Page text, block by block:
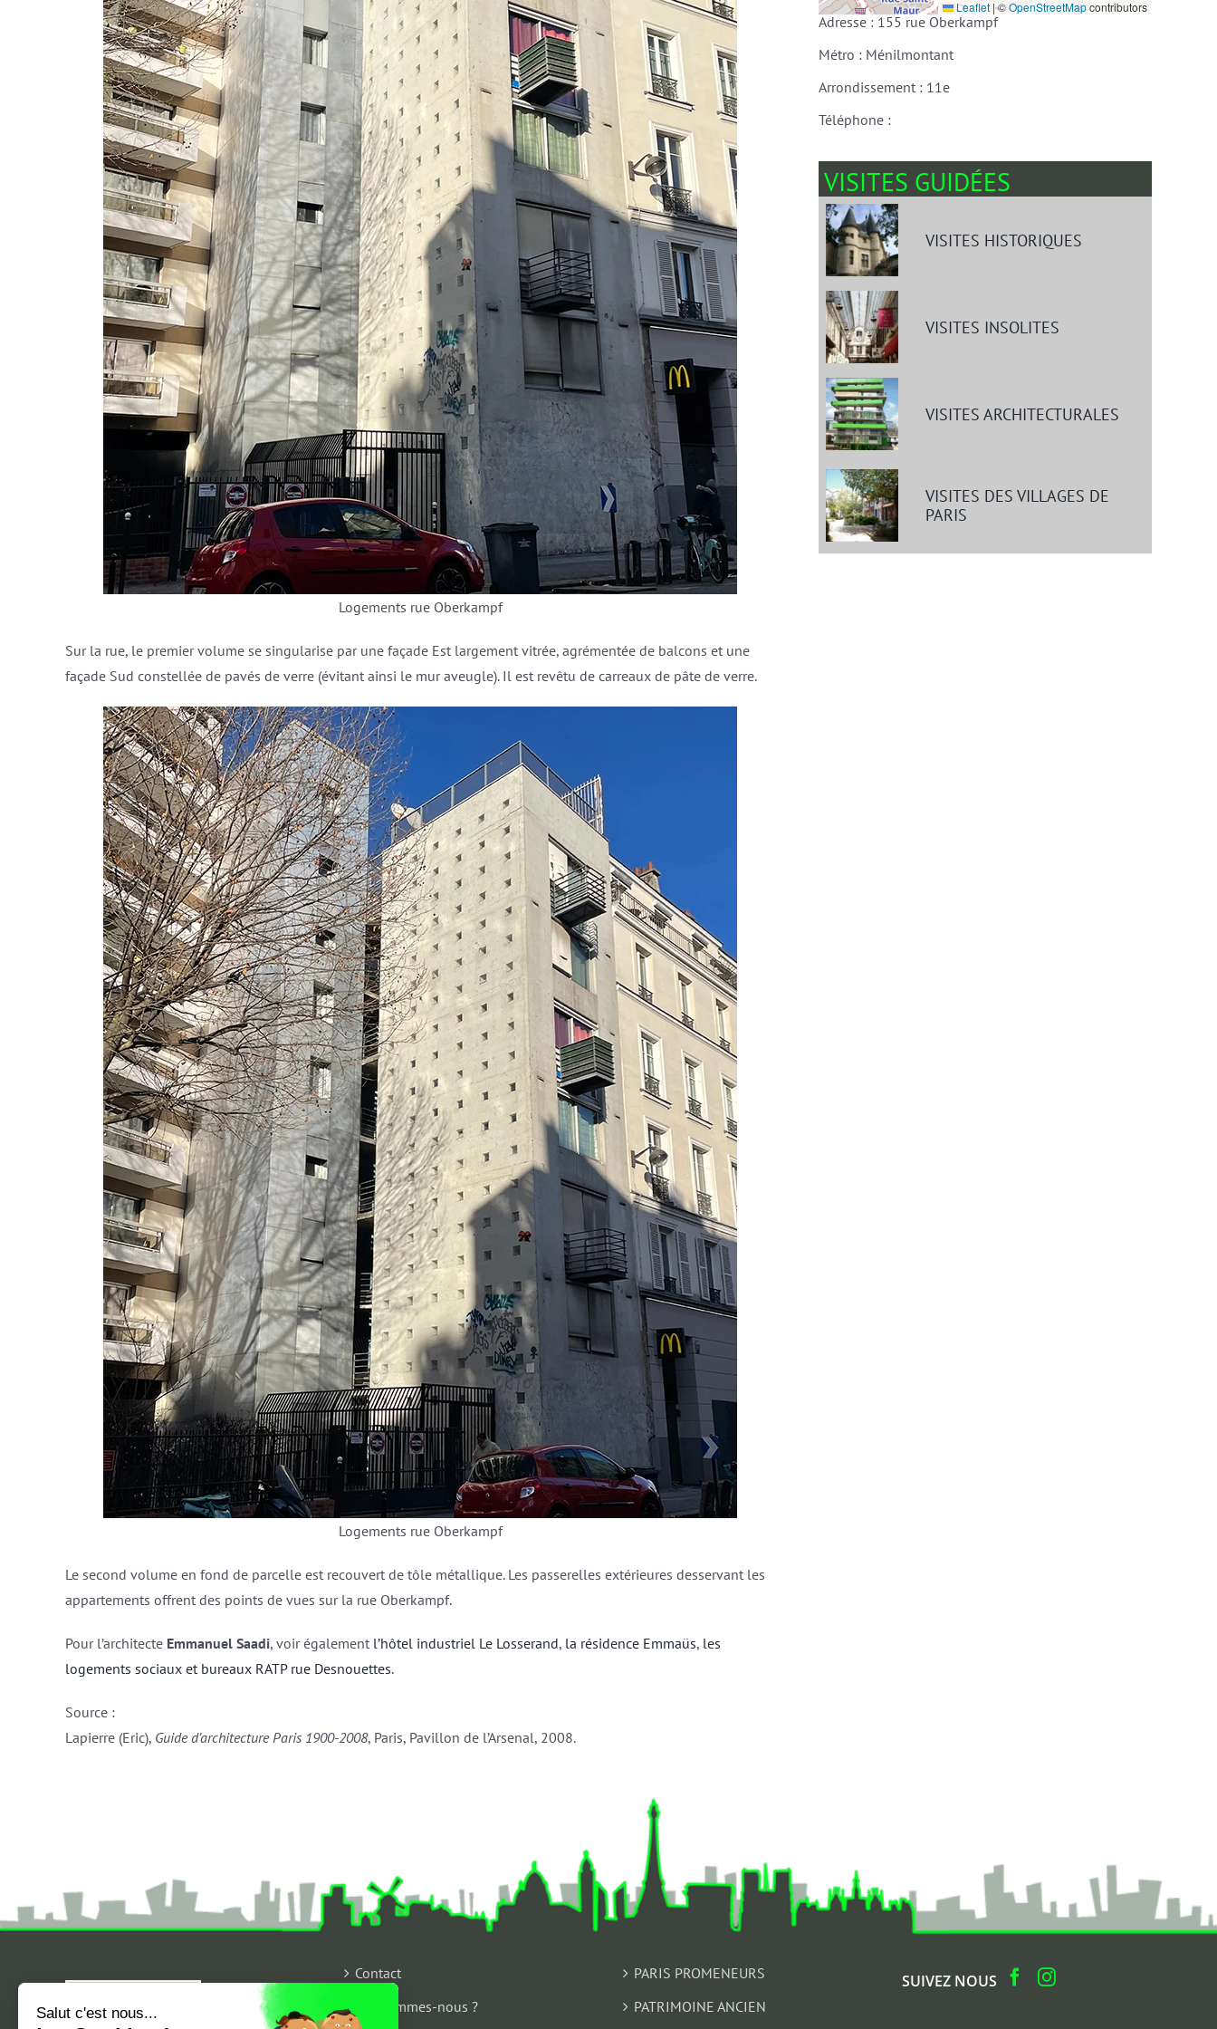
Logements rue Oberkampf
Sur la rue, le premier volume se singularise par une façade Est largement vitrée, agrémentée de balcons et une
façade Sud constellée de pavés de verre (évitant ainsi le mur aveugle). Il est revêtu de carreaux de pâte de verre.
Logements rue Oberkampf
Le second volume en fond de parcelle est recouvert de tôle métallique. Les passerelles extérieures desservant les
appartements offrent des points de vues sur la rue Oberkampf.
Pour l’architecte Emmanuel Saadi, voir également l’hôtel industriel Le Losserand, la résidence Emmaüs, les
logements sociaux et bureaux RATP rue Desnouettes.
Source :
Lapierre (Eric), Guide d’architecture Paris 1900-2008, Paris, Pavillon de l’Arsenal, 2008.
Leaflet |©OpenStreetMapcontributors
Adresse : 155 rue Oberkampf
Métro : Ménilmontant
Arrondissement : 11e
Téléphone :
VISITES GUIDÉES
VISITES HISTORIQUES
VISITES INSOLITES
VISITES ARCHITECTURALES
VISITES DES VILLAGES DE
PARIS
Contact
Qui sommes-nous ?
PARIS PROMENEURS
PATRIMOINE ANCIEN
SUIVEZ NOUS
Salut c'est nous...